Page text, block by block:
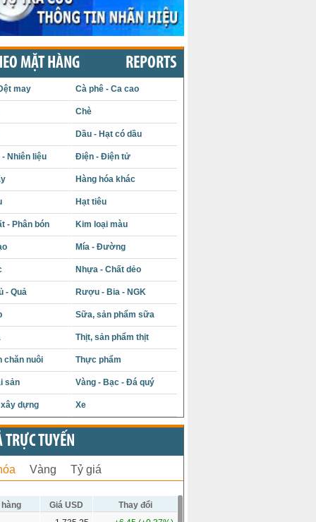
MẶT HÀNG REPORTS
may Cà phê - Ca cao
Chè
Dầu - Hạt có dầu
- Nhiên liệu Điện - Điện tử
Hàng hóa khác
Hạt tiêu
- Phân bón Kim loại màu
Mía - Đường
Nhựa - Chất dẻo
- Quả Rượu - Bia - NGK
Sữa, sản phẩm sữa
Thịt, sản phẩm thịt
chăn nuôi Thực phẩm
sản Vàng - Bạc - Đá quý
dựng Xe
TRỰC TUYẾN
Vàng Tỷ giá
Giá USD
Thay đổi